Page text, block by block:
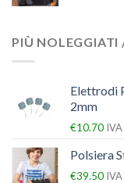
PIÙ NOLEGGIATI
Elettrodi
2mm
€10.70
Polsiera
€39.50